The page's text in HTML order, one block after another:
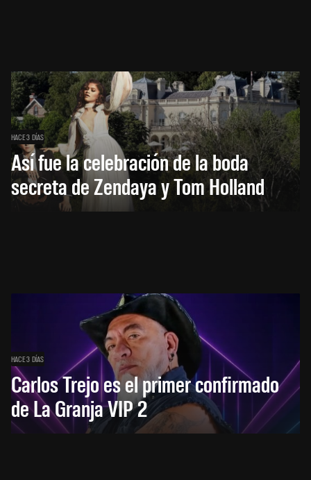
HACE 3 DÍAS
Así fue la celebración de la boda
secreta de Zendaya y Tom Holland
HACE 3 DÍAS
Carlos Trejo es el primer confirmado
de La Granja VIP 2